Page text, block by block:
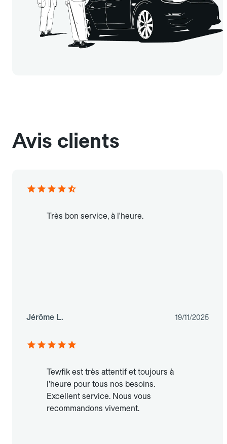
Avis clients
Très bon service, à l'heure.
Jérôme L. 19/11/2025
Tewfik est très attentif et toujours à
l’heure pour tous nos besoins.
Excellent service. Nous vous
recommandons vivement.